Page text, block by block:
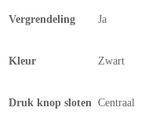
Vergrendeling Ja
Kleur Zwart
Druk knop sloten Centraal